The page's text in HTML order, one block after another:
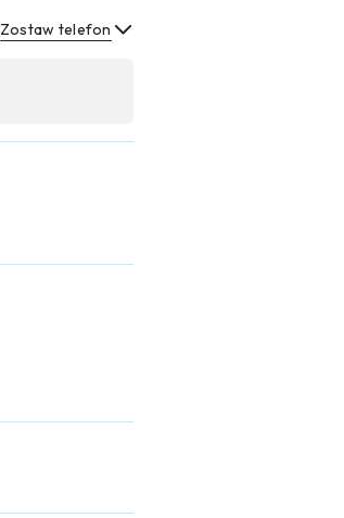
Zostaw telefon